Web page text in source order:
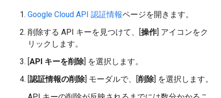
Google Cloud API 認証情報ページを開きます。
削除する API キーを見つけて、[操作] アイコンをク
リックします。
[API キーを削除] を選択します。
[認証情報の削除] モーダルで、[削除] を選択します。